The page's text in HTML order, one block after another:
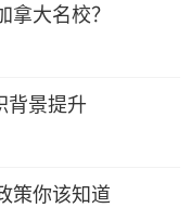
大名校？
背景提升
策你该知道